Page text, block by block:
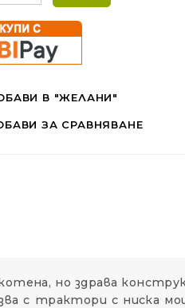
В "ЖЕЛАНИ"
ЗА СРАВНЯВАНЕ
но здрава
с трактори с ниска